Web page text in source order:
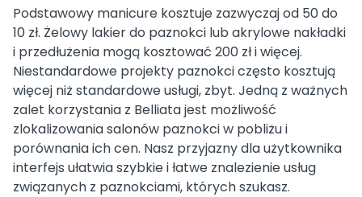
Podstawowy manicure kosztuje zazwyczaj od 50 do
10 zł. Żelowy lakier do paznokci lub akrylowe nakładki
i przedłużenia mogą kosztować 200 zł i więcej.
Niestandardowe projekty paznokci często kosztują
więcej niż standardowe usługi, zbyt. Jedną z ważnych
zalet korzystania z Belliata jest możliwość
zlokalizowania salonów paznokci w pobliżu i
porównania ich cen. Nasz przyjazny dla użytkownika
interfejs ułatwia szybkie i łatwe znalezienie usług
związanych z paznokciami, których szukasz.